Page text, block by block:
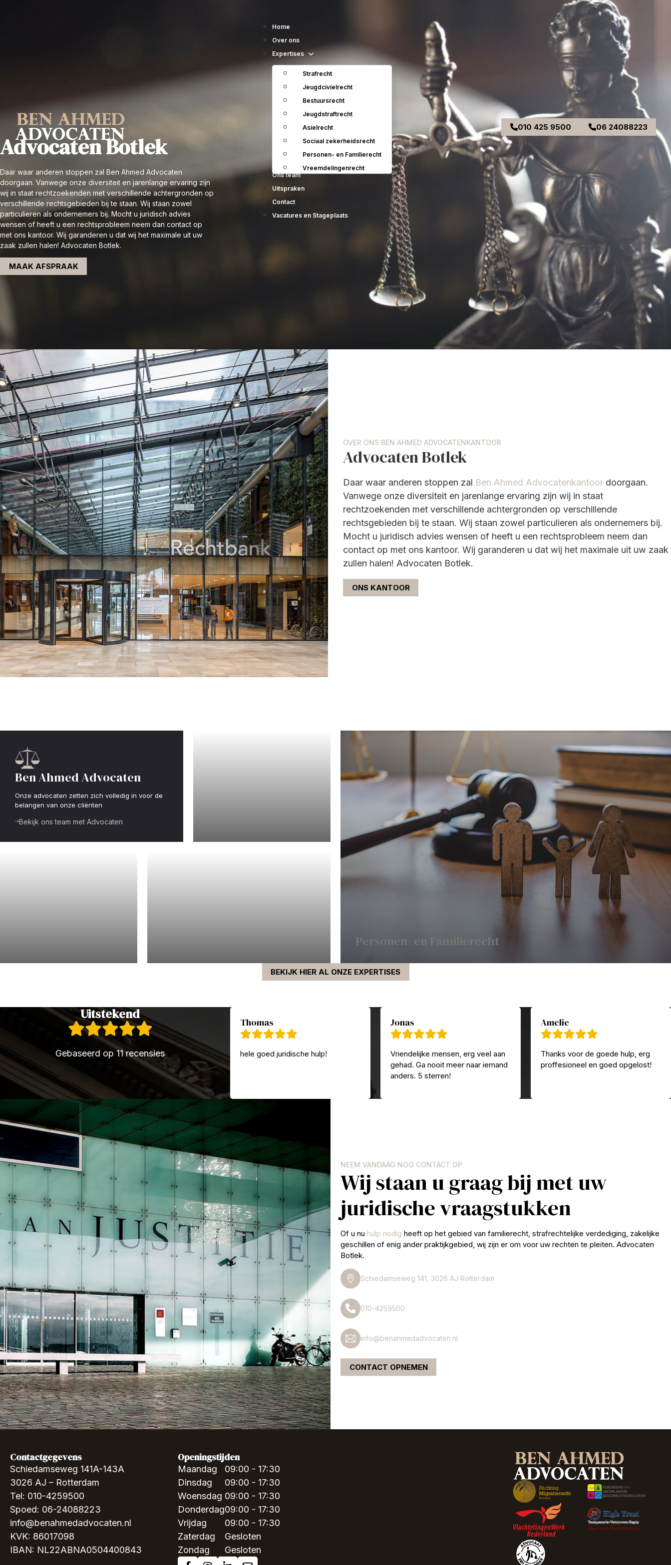
Home
Over ons
Expertises
Strafrecht
Jeugdcivielrecht
Bestuursrecht
Jeugdstraftrecht
Asielrecht
Sociaal zekerheidsrecht
Personen- en Familierecht
Vreemdelingenrecht
Ons team
Uitspraken
Contact
Vacatures en Stageplaats
010 425 9500 06 24088223
Advocaten Botlek
Daar waar anderen stoppen zal Ben Ahmed Advocaten
doorgaan. Vanwege onze diversiteit en jarenlange ervaring zijn
wij in staat rechtzoekenden met verschillende achtergronden op
verschillende rechtsgebieden bij te staan. Wij staan zowel
particulieren als ondernemers bij. Mocht u juridisch advies
wensen of heeft u een rechtsprobleem neem dan contact op
met ons kantoor. Wij garanderen u dat wij het maximale uit uw
zaak zullen halen! Advocaten Botlek.
MAAK AFSPRAAK
OVER ONS BEN AHMED ADVOCATENKANTOOR
Advocaten Botlek
Daar waar anderen stoppen zal Ben Ahmed Advocatenkantoor doorgaan.
Vanwege onze diversiteit en jarenlange ervaring zijn wij in staat
rechtzoekenden met verschillende achtergronden op verschillende
rechtsgebieden bij te staan. Wij staan zowel particulieren als ondernemers bij.
Mocht u juridisch advies wensen of heeft u een rechtsprobleem neem dan
contact op met ons kantoor. Wij garanderen u dat wij het maximale uit uw zaak
zullen halen! Advocaten Botlek.
ONS KANTOOR
Ben Ahmed Advocaten
Onze advocaten zetten zich volledig in voor de
belangen van onze cliënten
Bekijk ons team met Advocaten
Personen- en Familierecht
BEKIJK HIER AL ONZE EXPERTISES
Uitstekend
Gebaseerd op 11 recensies
Thomas
hele goed juridische hulp!
Jonas
Vriendelijke mensen, erg veel aan
gehad. Ga nooit meer naar iemand
anders. 5 sterren!
Amelie
Thanks voor de goede hulp, erg
proffesioneel en goed opgelost!
NEEM VANDAAG NOG CONTACT OP
Wij staan u graag bij met uw
juridische vraagstukken
Of u nu hulp nodig heeft op het gebied van familierecht, strafrechtelijke verdediging, zakelijke
geschillen of enig ander praktijkgebied, wij zijn er om voor uw rechten te pleiten. Advocaten
Botlek.
Schiedamseweg 141, 3026 AJ Rotterdam
010-4259500
info@benahmedadvocaten.nl
CONTACT OPNEMEN
Contactgegevens
Schiedamseweg 141A-143A
3026 AJ – Rotterdam
Tel: 010-4259500
Spoed: 06-24088223
info@benahmedadvocaten.nl
KVK: 86017098
IBAN: NL22ABNA0504400843
Openingstijden
Maandag
Dinsdag
Woensdag
Donderdag
Vrijdag
Zaterdag
Zondag
09:00 - 17:30
09:00 - 17:30
09:00 - 17:30
09:00 - 17:30
09:00 - 17:30
Gesloten
Gesloten